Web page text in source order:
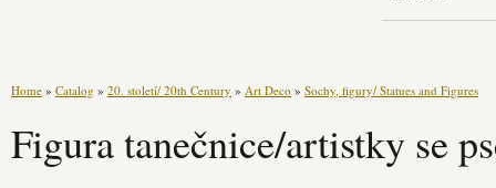
Home » Catalog » 20. století/ 20th Century » Art Deco » Sochy, figury/ Statues and Figures
Figura tanečnice/artistky se